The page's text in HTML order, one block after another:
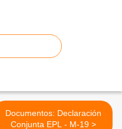
Documentos: Declaración
Conjunta EPL - M-19 >